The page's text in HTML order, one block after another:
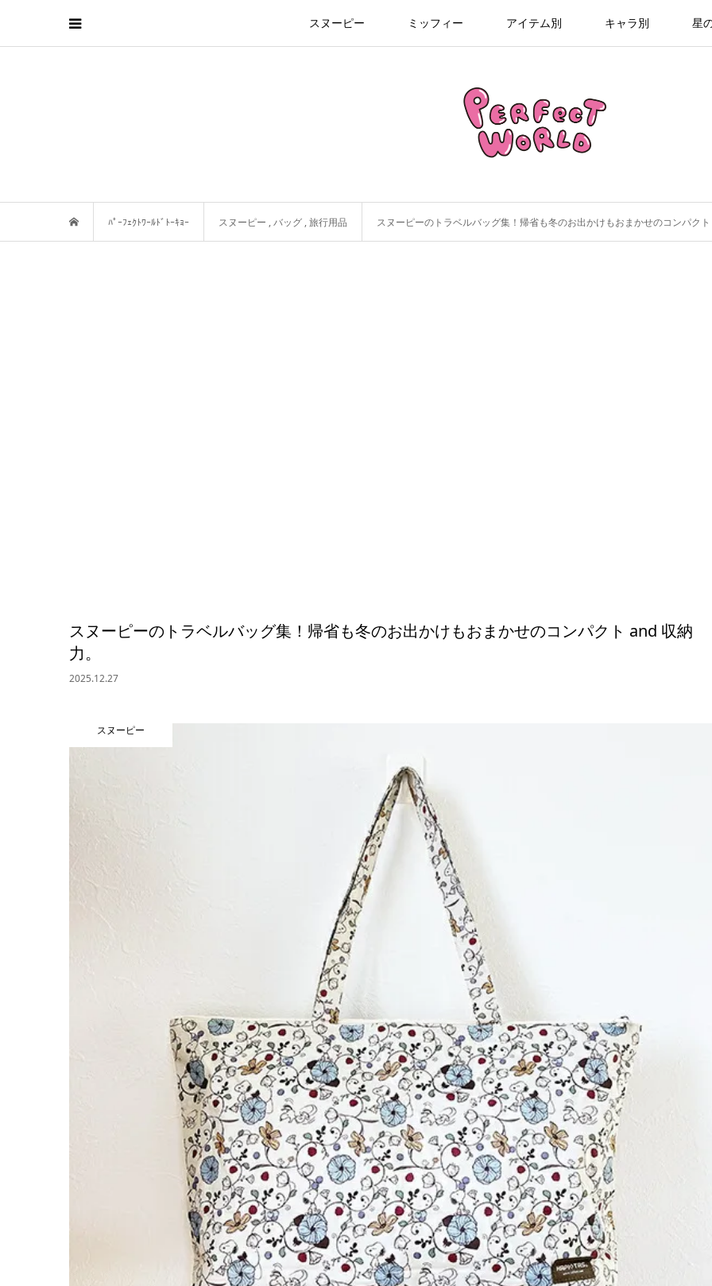
スヌーピー ミッフィー アイテム別 キャラ別 星
ﾊﾟｰﾌｪｸﾄﾜｰﾙﾄﾞﾄｰｷｮｰ スヌーピー ,バッグ ,旅行用品 スヌーピーのトラベルバッグ集！帰省も冬のお出かけもおまかせのコンパク
スヌーピーのトラベルバッグ集！帰省も冬のお出かけもおまかせのコンパクト and 収納
力。
2025.12.27
スヌーピー